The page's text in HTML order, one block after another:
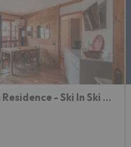
2 Bed In Prince Des Cimes Residence - Ski In Ski Out - Arc 1950